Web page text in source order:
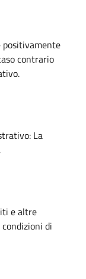
positivamente
contrario
La
e altre
di